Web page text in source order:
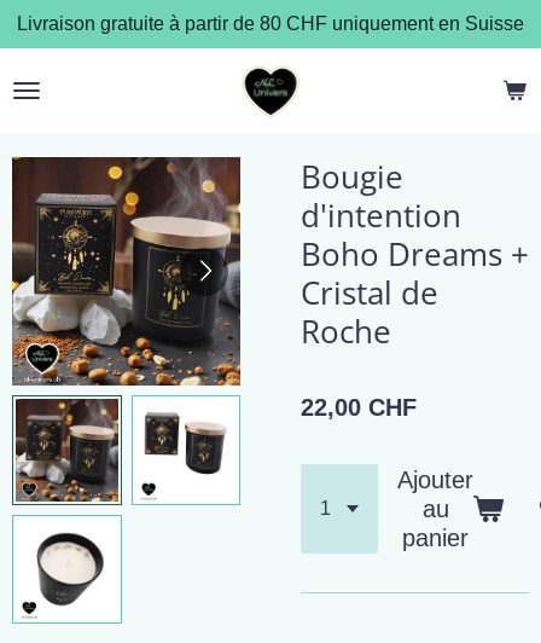
Passer
au
contenu
Livraison gratuite à partir de 80 CHF uniquement en Suisse
Bougie
d'intention
Boho Dreams +
Cristal de
Roche
22,00 CHF
Ajouter
au
panier